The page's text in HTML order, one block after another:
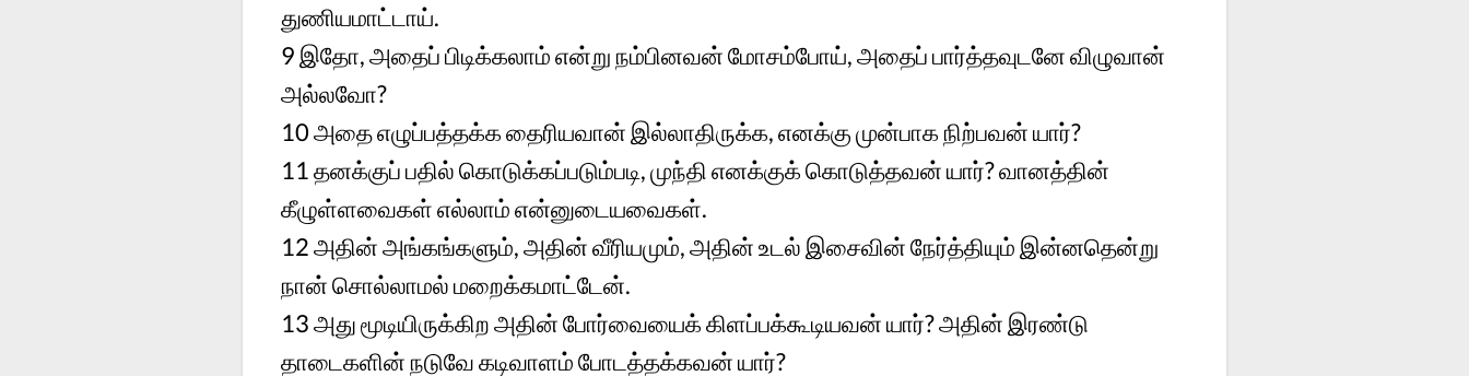
துணியமாட்டாய்.
9 இதோ, அதைப் பிடிக்கலாம் என்று நம்பினவன் மோசம்போய், அதைப் பார்த்தவுடனே விழுவான்
அல்லவோ?
10அதை எழுப்பத்தக்க தைரியவான் இல்லாதிருக்க, எனக்கு முன்பாக நிற்பவன் யார்?
11தனக்குப் பதில் கொடுக்கப்படும்படி, முந்தி எனக்குக் கொடுத்தவன் யார்? வானத்தின்
கீழுள்ளவைகள் எல்லாம் என்னுடையவைகள்.
12அதின் அங்கங்களும், அதின் வீரியமும், அதின் உடல் இசைவின் நேர்த்தியும் இன்னதென்று
நான் சொல்லாமல் மறைக்கமாட்டேன்.
13அது மூடியிருக்கிற அதின் போர்வையைக் கிளப்பக்கூடியவன் யார்? அதின் இரண்டு
தாடைகளின் நடுவே கடிவாளம் போடத்தக்கவன் யார்?